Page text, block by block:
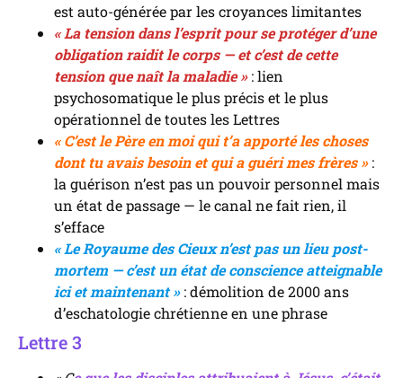
est auto-générée par les croyances limitantes
« La tension dans l’esprit pour se protéger d’une
obligation raidit le corps — et c’est de cette
tension que naît la maladie »: lien
psychosomatique le plus précis et le plus
opérationnel de toutes les Lettres
« C’est le Père en moi qui t’a apporté les choses
dont tu avais besoin et qui a guéri mes frères »:
la guérison n’est pas un pouvoir personnel mais
un état de passage — le canal ne fait rien, il
s’efface
« Le Royaume des Cieux n’est pas un lieu post-
mortem — c’est un état de conscience atteignable
ici et maintenant »: démolition de 2000 ans
d’eschatologie chrétienne en une phrase
Lettre 3